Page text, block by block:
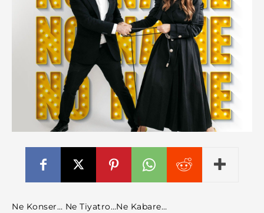
Ne Konser… Ne Tiyatro…Ne Kabare…